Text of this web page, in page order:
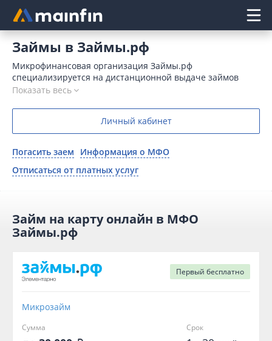
Главное меню
Займы в Займы.рф
Микрофинансовая организация Займы.рф
специализируется на дистанционной выдаче займов
физическим лицам. Процесс выдачи заемных средств
человека. Решение по заявке принимается в пределах
пяти минут. Деньги перечисляются способом, удобным
клиенту, — на карточку или счет.
Показать весь
Личный кабинет
Погасить заем
Информация о МФО
Отписаться от платных услуг
Займ на карту онлайн в МФО
Займы.рф
Первый бесплатно
Микрозайм
Сумма Срок